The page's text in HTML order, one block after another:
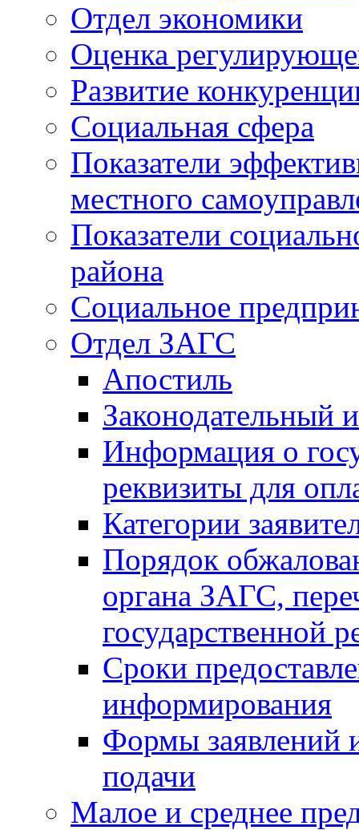
Отдел экономики
Оценка
Развитие
Социальная сфера
Показатели
местного
Показатели
района
Социальное
Отдел ЗАГС
Апостиль
Законодательный
Информация о
реквизиты для
Категории
Порядок
органа ЗАГС,
государственной
Сроки
информирования
Формы заявлений
подачи
Малое и среднее